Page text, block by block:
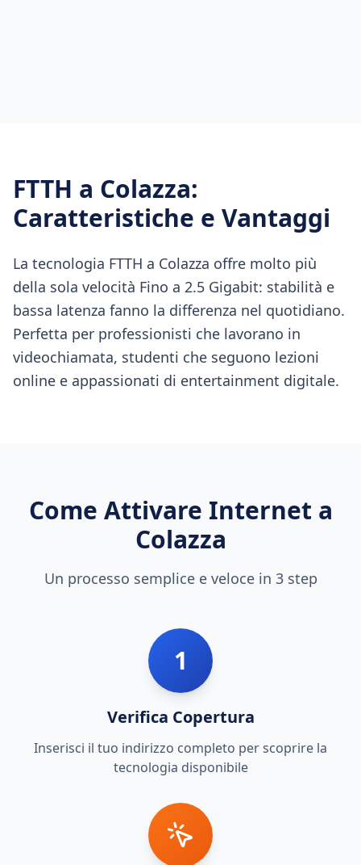
FTTH a Colazza:
Caratteristiche e Vantaggi
La tecnologia FTTH a Colazza offre molto più
della sola velocità Fino a 2.5 Gigabit: stabilità e
bassa latenza fanno la differenza nel quotidiano.
Perfetta per professionisti che lavorano in
videochiamata, studenti che seguono lezioni
online e appassionati di entertainment digitale.
Come Attivare Internet a
Colazza
Un processo semplice e veloce in 3 step
1
Verifica Copertura
Inserisci il tuo indirizzo completo per scoprire la
tecnologia disponibile